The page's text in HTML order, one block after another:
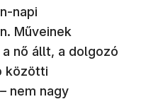
napi
Műveinek
nő állt, a dolgozó
közötti
nem nagy